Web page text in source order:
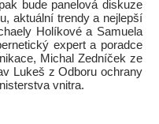
bude panelová diskuze
aktuální trendy a nejlepší
Holíkové a Samuela
expert a poradce
Michal Zedníček ze
Lukeš z Odboru ochrany
vnitra.